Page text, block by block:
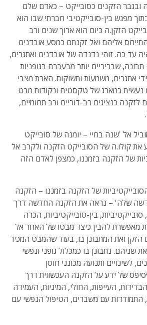
ובגבר הזקנים כסובייקט – כאדם שלם
מפגש בין-סובייקטיבי חברתי שבו הוא
הזקן.ה כיום הוא ארוך שנים ורב
אליהם ואל זקנתם כמסע אובדנים
עד כה. זוהי נדנדה של אובדנים ואתגרים,
שבריריים יותר מבעברם בגופניות
אתגרים, משמעות ותשוקות. הארת מצבי
נעשית כמארג של טקסטים ונקודות מבט
כנציגים רב-דוריים ורב תחומיים,
אל 'שנה בחיי – יומנה של סובייקט
את קולו.ה של הסובייקט הזקנה ולקרב אל
של הזקנה בזמננו, כמצפן לאדם הזה
של הזקנה בזמננו – הזקנה
שלה' – נראה את הזקנה החדשה דרך
בין-סובייקטיביות, הכרה
מאפשרת להבין כיצד מבטו של האחר אל
ואת המתבונן בו, בעוד שהמבט המכיר
שניהם. נתבונן בו כמכלול גופני ונפשי
לשינויים ותנועה מכונני חוסן
של ידע על הזקנה העכשווית דרך
העייפות, החולי, המיניות, העמידה
התמודדות עם משברים, הטיפול הנפשי עם